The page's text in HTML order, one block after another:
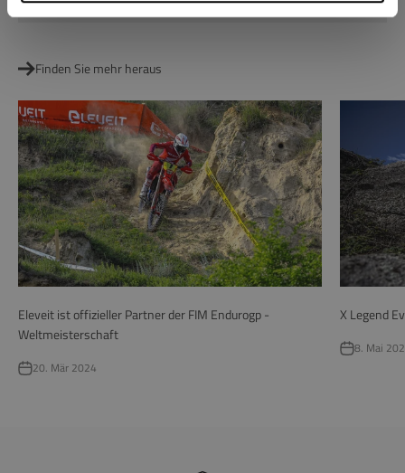
Finden Sie mehr heraus
Eleveit ist offizieller Partner der FIM Endurogp -
Weltmeisterschaft
20. Mär 2024
X Legend
8. Mai